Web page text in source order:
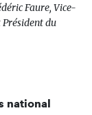
Faure, Vice-
du
national